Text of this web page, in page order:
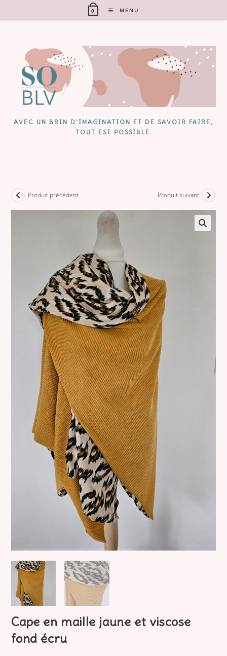
to
0 MENU
AVEC UN BRIN D'IMAGINATION ET DE SAVOIR FAIRE,
TOUT EST POSSIBLE.
Produit précédent Produit suivant
Cape en maille jaune et viscose
fond écru